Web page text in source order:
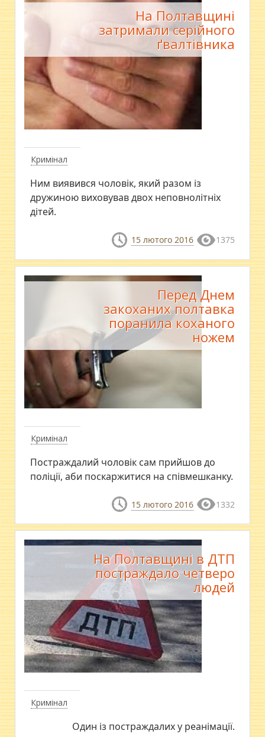
Кримінал
На Полтавщині
затримали серійного
ґвалтівника
Ним виявився чоловік, який разом із
дружиною виховував двох неповнолітніх
дітей.
15 лютого 2016 1375
Кримінал
Перед Днем
закоханих полтавка
поранила коханого
ножем
Постраждалий чоловік сам прийшов до
поліції, аби поскаржитися на співмешканку.
15 лютого 2016 1332
Кримінал
На Полтавщині в ДТП
постраждало четверо
людей
Один із постраждалих у реанімації.